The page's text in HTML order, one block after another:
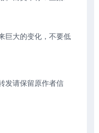
巨大的变化，不要低
发请保留原作者信